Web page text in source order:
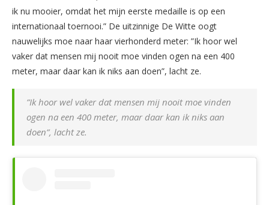
ik nu mooier, omdat het mijn eerste medaille is op een
internationaal toernooi.” De uitzinnige De Witte oogt
nauwelijks moe naar haar vierhonderd meter: ”Ik hoor wel
vaker dat mensen mij nooit moe vinden ogen na een 400
meter, maar daar kan ik niks aan doen”, lacht ze.
”Ik hoor wel vaker dat mensen mij nooit moe vinden
ogen na een 400 meter, maar daar kan ik niks aan
doen”, lacht ze.